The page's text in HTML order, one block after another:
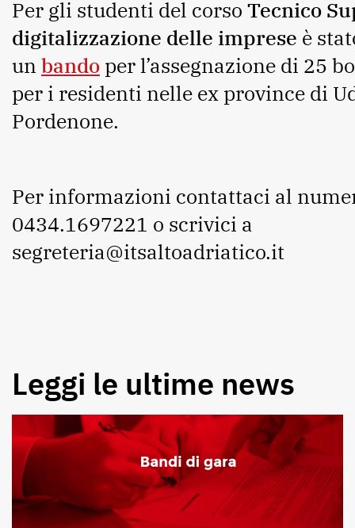
Per gli studenti del corso Tecnico
digitalizzazione delle imprese è
unbando per l’assegnazione di 25
per i residenti nelle ex province di
Pordenone.
Per informazioni contattaci al
0434.1697221 o scrivici a
segreteria@itsaltoadriatico.it
Leggi le ultime news